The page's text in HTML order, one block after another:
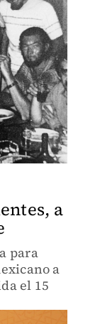
a
para
a
el 15